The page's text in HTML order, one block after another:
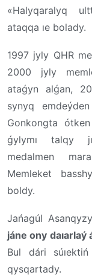
«Halyqaralyq
ataqqa ıe bolady.
1997 jyly QHR
2000 jyly
ataǵyn alǵan,
synyq
Gonkongta
ǵylymı talqy
medalmen
Memleket
boldy.
Jańagúl
jáne ony
Bul dári
qysqartady.